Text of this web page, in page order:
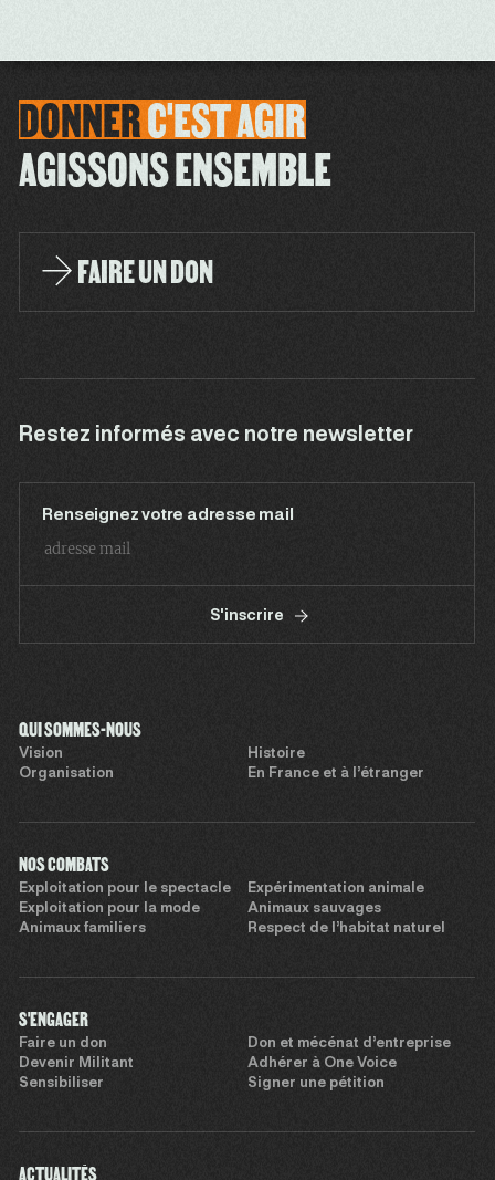
DONNERC'ESTAGIR
AGISSONS ENSEMBLE
FAIRE UN DON
Restez informés avec notre newsletter
Renseignez votre adresse mail
S'inscrire
QUI SOMMES-NOUS
Vision
Histoire
Organisation
En France et à l’étranger
NOS COMBATS
Exploitation pour le spectacle
Expérimentation animale
Exploitation pour la mode
Animaux sauvages
Animaux familiers
Respect de l’habitat naturel
S'ENGAGER
Faire un don
Don et mécénat d’entreprise
Devenir Militant
Adhérer à One Voice
Sensibiliser
Signer une pétition
ACTUALITÉS